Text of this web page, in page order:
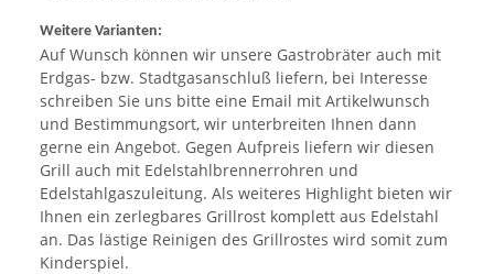
Weitere Varianten:
Auf Wunsch können wir unsere Gastrobräter auch mit
Erdgas- bzw. Stadtgasanschluß liefern, bei Interesse
schreiben Sie uns bitte eine Email mit Artikelwunsch
und Bestimmungsort, wir unterbreiten Ihnen dann
gerne ein Angebot. Gegen Aufpreis liefern wir diesen
Grill auch mit Edelstahlbrennerrohren und
Edelstahlgaszuleitung. Als weiteres Highlight bieten wir
Ihnen ein zerlegbares Grillrost komplett aus Edelstahl
an. Das lästige Reinigen des Grillrostes wird somit zum
Kinderspiel.